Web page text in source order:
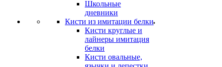
Школьные
дневники
Кисти из имитации белки
Кисти круглые и
лайнеры имитация
белки
Кисти овальные,